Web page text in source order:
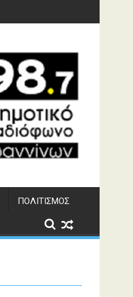
ΠΟΛΙΤΙΣΜΌΣ